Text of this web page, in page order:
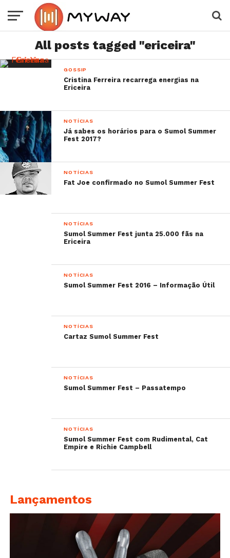
All posts tagged "ericeira"
GOSSIP
Cristina Ferreira recarrega energias na
Ericeira
NOTÍCIAS
Já sabes os horários para o Sumol Summer
Fest 2017?
NOTÍCIAS
Fat Joe confirmado no Sumol Summer Fest
NOTÍCIAS
Sumol Summer Fest junta 25.000 fãs na
Ericeira
NOTÍCIAS
Sumol Summer Fest 2016 – Informação Útil
NOTÍCIAS
Cartaz Sumol Summer Fest
NOTÍCIAS
Sumol Summer Fest – Passatempo
NOTÍCIAS
Sumol Summer Fest com Rudimental, Cat
Empire e Richie Campbell
Lançamentos